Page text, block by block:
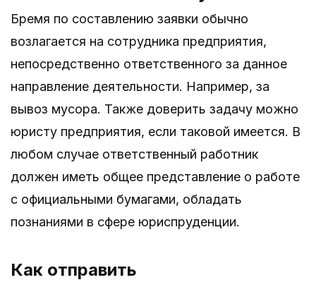
Бремя по составлению заявки обычно
возлагается на сотрудника предприятия,
непосредственно ответственного за данное
направление деятельности. Например, за
вывоз мусора. Также доверить задачу можно
юристу предприятия, если таковой имеется. В
любом случае ответственный работник
должен иметь общее представление о работе
с официальными бумагами, обладать
познаниями в сфере юриспруденции.
Как отправить